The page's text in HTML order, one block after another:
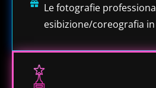
Le fotografie
esibizione/coreografia